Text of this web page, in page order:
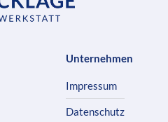
Unternehmen
Impressum
Datenschutz